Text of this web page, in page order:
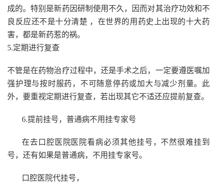
成的。特别是新药因研制使用不久，因而对其治疗功效和不
良反应还不是十分清楚 ，在世界的用药史上出现的十大药
害，都是新药惹的祸。
5.定期进行复查
不管是在药物治疗过程中，还是手术之后，一定要遵医嘱加
强护理与按时服药，不可随意停药或加大与减少剂量。此
外，要重视定期进行复查，若出现其它不适还应提前复查。
6.提前挂号，普通病不用挂专家号
在去口腔医院医院看病必须其他挂号，不然很难挂到
号，还有如果是普通病，不用挂专家号。
口腔医院代挂号，